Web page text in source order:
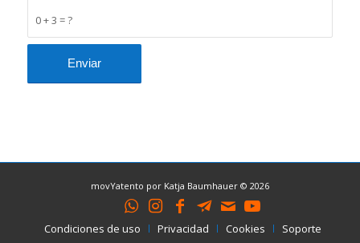
0 + 3 = ?
movYatento por Katja Baumhauer © 2026
Condiciones de uso Privacidad Cookies
Soporte